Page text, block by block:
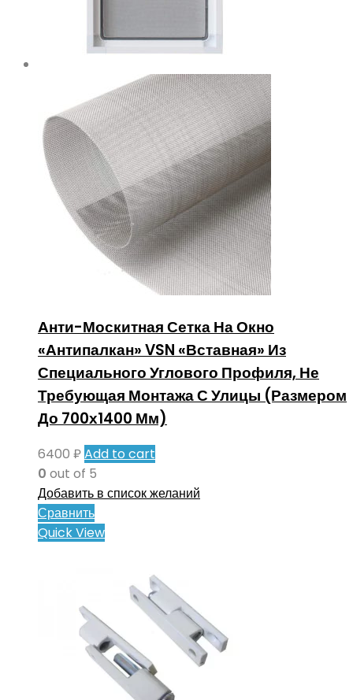
Анти-Москитная Сетка На Окно
«Антипалкан» VSN «Вставная» Из
Специального Углового Профиля, Не
Требующая Монтажа С Улицы (Размером
До 700х1400 Мм)
6400 ₽Add to cart
0 out of 5
Добавить в список желаний
Сравнить
Quick View